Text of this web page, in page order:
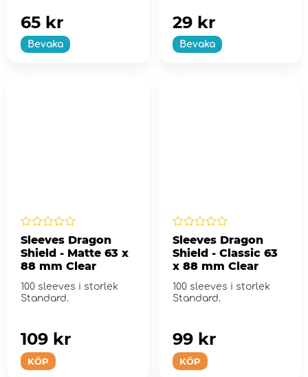
Bevaka
65 kr
Bevaka
29 kr
Sleeves Dragon
Shield - Matte 63 x
88 mm Clear
100 sleeves i storlek
Standard.
KÖP
109 kr
Sleeves Dragon
Shield - Classic 63
x 88 mm Clear
100 sleeves i storlek
Standard.
KÖP
99 kr